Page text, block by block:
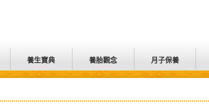
養生寶典 養胎觀念 月子保養